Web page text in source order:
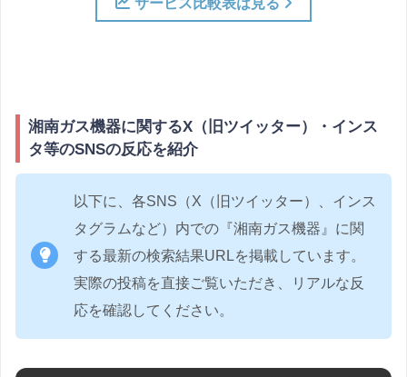
湘南ガス機器に関するX（旧ツイッター）・インス
タ等のSNSの反応を紹介
以下に、各SNS（X（旧ツイッター）、インス
タグラムなど）内での『湘南ガス機器』に関
する最新の検索結果URLを掲載しています。
実際の投稿を直接ご覧いただき、リアルな反
応を確認してください。